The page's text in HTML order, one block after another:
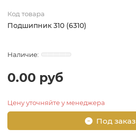
Код товара
Подшипник 310 (6310)
0.00 руб
Цену уточняйте у менеджера
Под заказ